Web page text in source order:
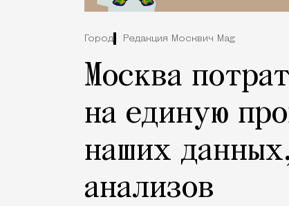
Город Редакция Москвич Mag
Москва
на единую
наших
анализов